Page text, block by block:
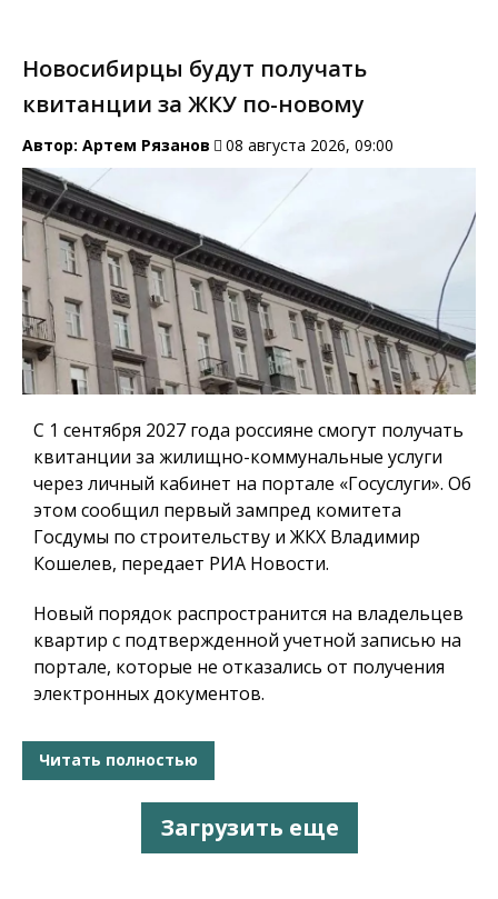
Новосибирцы будут получать
квитанции за ЖКУ по-новому
Автор: Артем Рязанов 08 августа 2026, 09:00
С 1 сентября 2027 года россияне смогут получать
квитанции за жилищно-коммунальные услуги
через личный кабинет на портале «Госуслуги». Об
этом сообщил первый зампред комитета
Госдумы по строительству и ЖКХ Владимир
Кошелев, передает РИА Новости.
Новый порядок распространится на владельцев
квартир с подтвержденной учетной записью на
портале, которые не отказались от получения
электронных документов.
Читать полностью
Загрузить еще